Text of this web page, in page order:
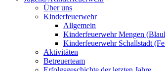
Über uns
Kinderfeuerwehr
Allgemein
Kinderfeuerwehr Mengen
Kinderfeuerwehr Schallstadt
Aktivitäten
Betreuerteam